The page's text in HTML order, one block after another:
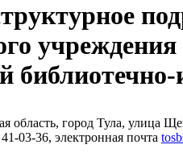
область, город Тула, улица
03-36, электронная почта